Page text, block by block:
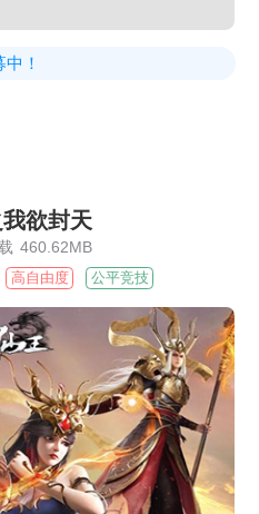
！
欲封天
460.62MB
高自由度 公平竞技